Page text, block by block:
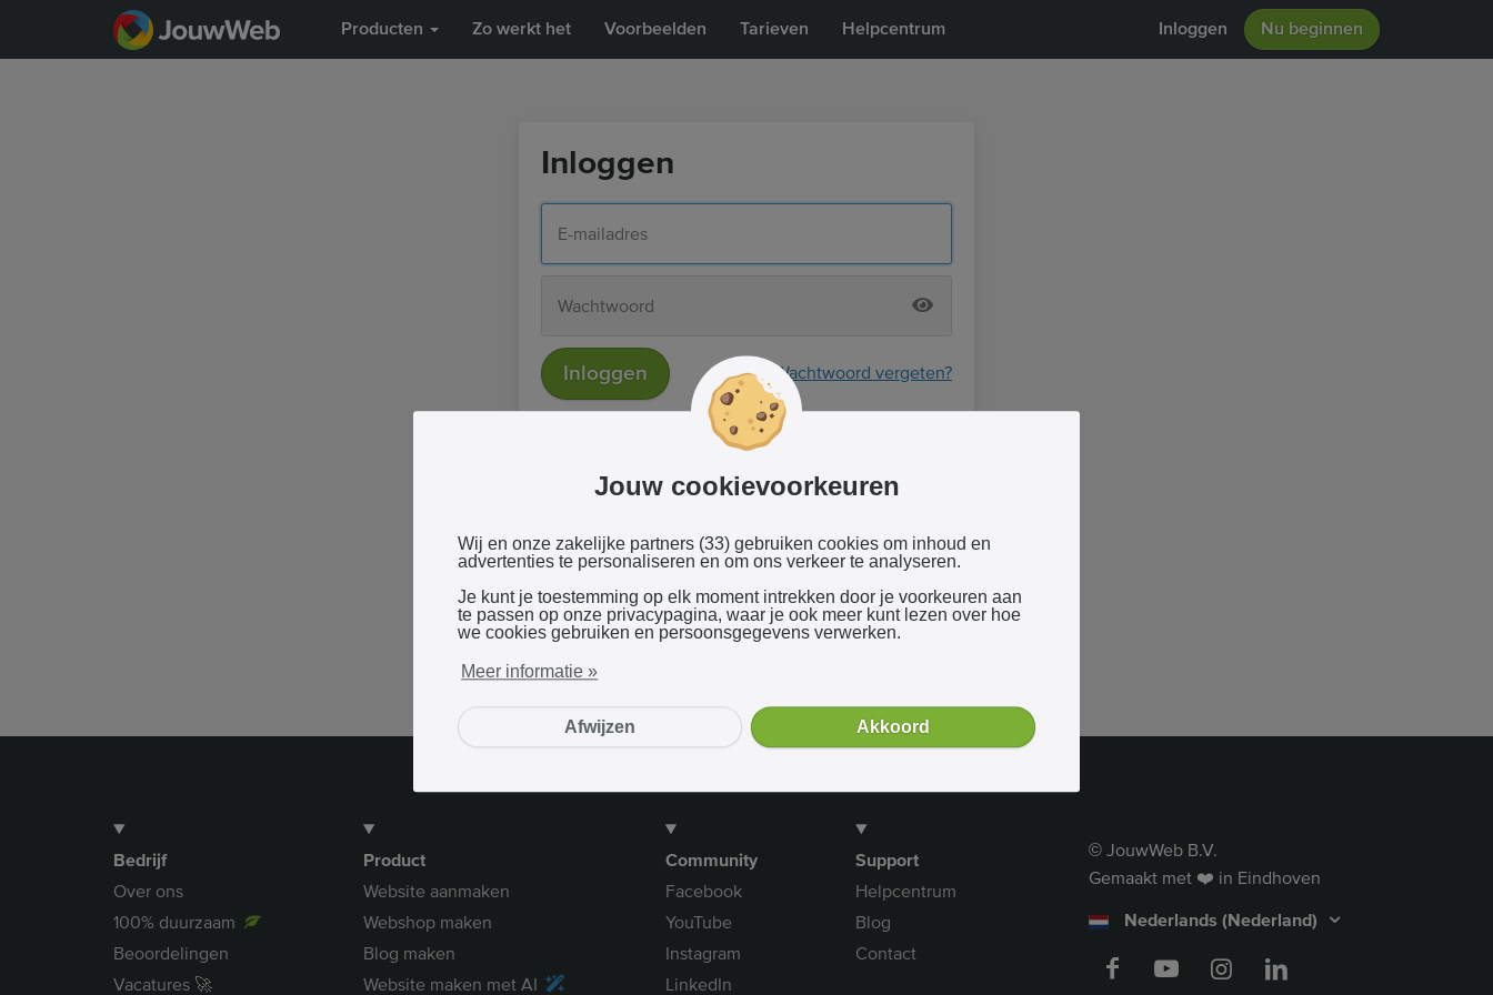
Producten Zo werkt het Voorbeelden Tarieven Helpcentrum Inloggen Nu beginnen
Inloggen
Inloggen Wachtwoord vergeten?
of
Bij gebruik van onze dienst ga je akkoord met onze
algemene voorwaarden
Bedrijf
Over ons
100% duurzaam
Beoordelingen
Vacatures 🚀
Product
Website aanmaken
Webshop maken
Blog maken
Website maken met AI
Community
Facebook
YouTube
Instagram
LinkedIn
Support
Helpcentrum
Blog
Contact
© JouwWeb B.V.
Gemaakt met ❤️ in Eindhoven
Nederlands (Nederland)
Jouw cookievoorkeuren
Wij en onze zakelijke partners (33) gebruiken cookies om inhoud en
advertenties te personaliseren en om ons verkeer te analyseren.
Je kunt je toestemming op elk moment intrekken door je voorkeuren aan
te passen op onze privacypagina, waar je ook meer kunt lezen over hoe
we cookies gebruiken en persoonsgegevens verwerken.
Meer informatie »
Afwijzen Akkoord